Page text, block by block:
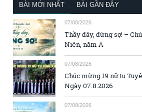
BÀI MỚI NHẤT BÀI GẦN ĐÂY
07/08/2026
Thầy đây, đừng sợ! –
Niên, năm A
07/08/2026
Chúc mừng 19 nữ tu
Ngày 07.8.2026
07/08/2026